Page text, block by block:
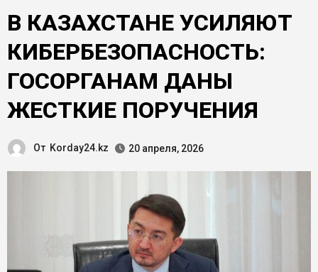
В КАЗАХСТАНЕ УСИЛЯЮТ
КИБЕРБЕЗОПАСНОСТЬ:
ГОСОРГАНАМ ДАНЫ
ЖЕСТКИЕ ПОРУЧЕНИЯ
От Korday24.kz 20 апреля, 2026